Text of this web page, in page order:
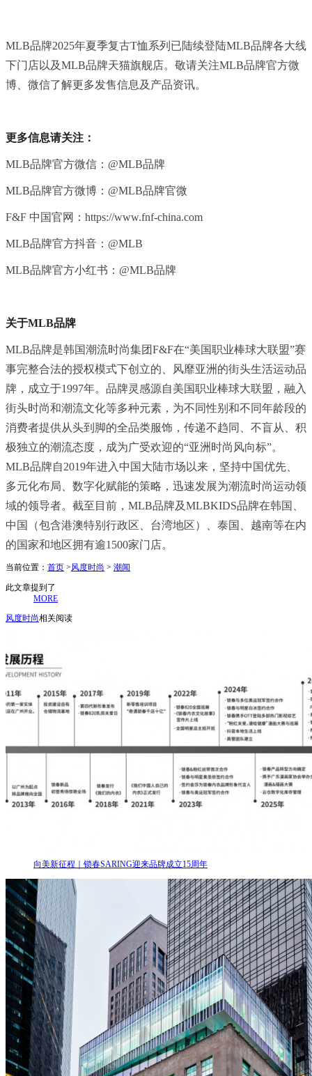
MLB品牌2025年夏季复古T恤系列已陆续登陆MLB品牌各大线
下门店以及MLB品牌天猫旗舰店。敬请关注MLB品牌官方微
博、微信了解更多发售信息及产品资讯。
更多信息请关注：
MLB品牌官方微信：@MLB品牌
MLB品牌官方微博：@MLB品牌官微
F&F 中国官网：https://www.fnf-china.com
MLB品牌官方抖音：@MLB
MLB品牌官方小红书：@MLB品牌
关于MLB品牌
MLB品牌是韩国潮流时尚集团F&F在“美国职业棒球大联盟”赛
事完整合法的授权模式下创立的、风靡亚洲的街头生活运动品
牌，成立于1997年。品牌灵感源自美国职业棒球大联盟，融入
街头时尚和潮流文化等多种元素，为不同性别和不同年龄段的
消费者提供从头到脚的全品类服饰，传递不趋同、不盲从、积
极独立的潮流态度，成为广受欢迎的“亚洲时尚风向标”。
MLB品牌自2019年进入中国大陆市场以来，坚持中国优先、
多元化布局、数字化赋能的策略，迅速发展为潮流时尚运动领
域的领导者。截至目前，MLB品牌及MLBKIDS品牌在韩国、
中国（包含港澳特别行政区、台湾地区）、泰国、越南等在内
的国家和地区拥有逾1500家门店。
当前位置： 首页 >风度时尚 > 潮闻
此文章提到了
MORE
风度时尚相关阅读
向美新征程｜锁春SARING迎来品牌成立15周年